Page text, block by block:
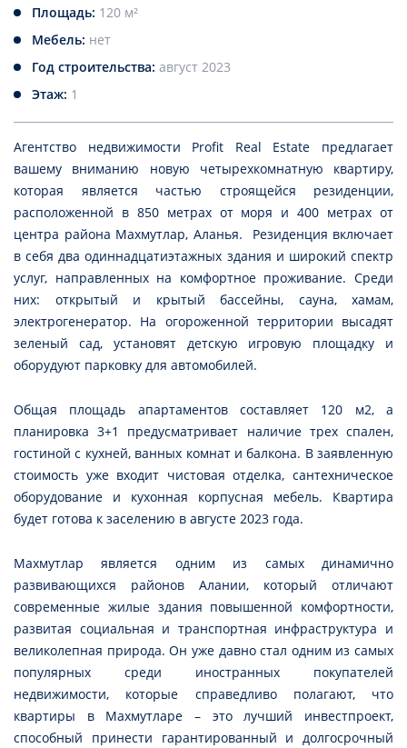
Площадь: 120 м²
Мебель: нет
Год строительства: август 2023
Этаж: 1
Агентство недвижимости Profit Real Estate предлагает
вашему вниманию новую четырехкомнатную квартиру,
которая является частью строящейся резиденции,
расположенной в 850 метрах от моря и 400 метрах от
центра района Махмутлар, Аланья. Резиденция включает
в себя два одиннадцатиэтажных здания и широкий спектр
услуг, направленных на комфортное проживание. Среди
них: открытый и крытый бассейны, сауна, хамам,
электрогенератор. На огороженной территории высадят
зеленый сад, установят детскую игровую площадку и
оборудуют парковку для автомобилей.
Общая площадь апартаментов составляет 120 м2, а
планировка 3+1 предусматривает наличие трех спален,
гостиной с кухней, ванных комнат и балкона. В заявленную
стоимость уже входит чистовая отделка, сантехническое
оборудование и кухонная корпусная мебель. Квартира
будет готова к заселению в августе 2023 года.
Махмутлар является одним из самых динамично
развивающихся районов Алании, который отличают
современные жилые здания повышенной комфортности,
развитая социальная и транспортная инфраструктура и
великолепная природа. Он уже давно стал одним из самых
популярных среди иностранных покупателей
недвижимости, которые справедливо полагают, что
квартиры в Махмутларе – это лучший инвестпроект,
способный принести гарантированный и долгосрочный